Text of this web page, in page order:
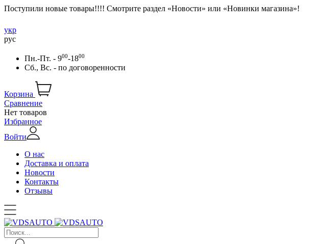
Поступили новые товары!!!! Смотрите раздел «Новости» или «Новинки магазина»!
укр
рус
Пн.-Пт. - 900-1800
Сб., Вс. - по договоренности
Корзина
Сравнение
Нет товаров
Избранное
Войти
О нас
Доставка и оплата
Новости
Контакты
Отзывы